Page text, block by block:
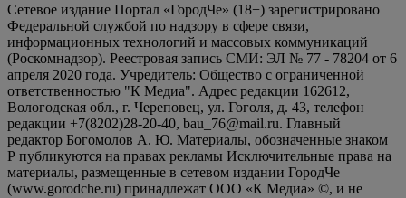
Сетевое издание Портал «ГородЧе» (18+) зарегистрировано
Федеральной службой по надзору в сфере связи,
информационных технологий и массовых коммуникаций
(Роскомнадзор). Реестровая запись СМИ: ЭЛ № 77 - 78204 от 6
апреля 2020 года. Учредитель: Общество с ограниченной
ответственностью "К Медиа". Адрес редакции 162612,
Вологодская обл., г. Череповец, ул. Гоголя, д. 43, телефон
редакции +7(8202)28-20-40, bau_76@mail.ru. Главный
редактор Богомолов А. Ю. Материалы, обозначенные знаком
Р публикуются на правах рекламы Исключительные права на
материалы, размещенные в сетевом издании ГородЧе
(www.gorodche.ru) принадлежат ООО «К Медиа» ©, и не